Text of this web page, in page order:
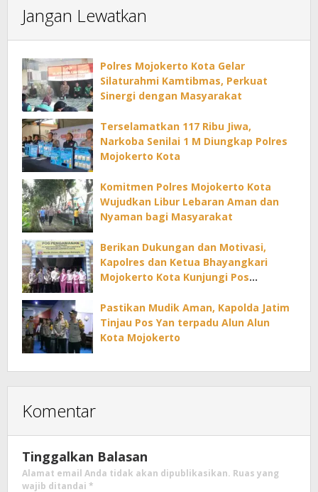
Jangan Lewatkan
Polres Mojokerto Kota Gelar
Silaturahmi Kamtibmas, Perkuat
Sinergi dengan Masyarakat
Terselamatkan 117 Ribu Jiwa,
Narkoba Senilai 1 M Diungkap Polres
Mojokerto Kota
Komitmen Polres Mojokerto Kota
Wujudkan Libur Lebaran Aman dan
Nyaman bagi Masyarakat
Berikan Dukungan dan Motivasi,
Kapolres dan Ketua Bhayangkari
Mojokerto Kota Kunjungi Pos
Pastikan Mudik Aman, Kapolda Jatim
Tinjau Pos Yan terpadu Alun Alun
Kota Mojokerto
Komentar
Tinggalkan Balasan
Alamat email Anda tidak akan dipublikasikan. Ruas yang
wajib ditandai *